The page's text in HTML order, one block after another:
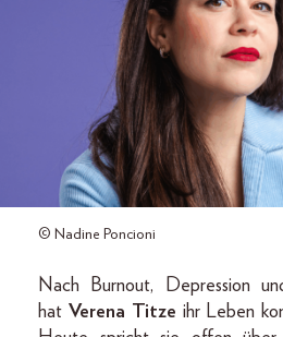
© Nadine Poncioni
Nach Burnout, Depression
hat Verena Titze ihr Leben